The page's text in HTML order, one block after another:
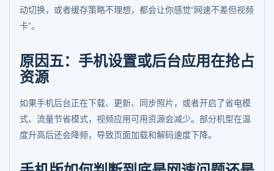
动切换，或者缓存策略不理想，都会让你感觉“网速不差但视频
卡”。
原因五：手机设置或后台应用在抢占
资源
如果手机后台正在下载、更新、同步照片，或者开启了省电模
式、流量节省模式，视频应用可用资源会减少。部分机型在温
度升高后还会降频，导致页面加载和解码速度下降。